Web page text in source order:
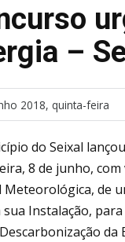
–
2018, quinta-feira
do Seixal
8 de junho,
de
sua Instalação,